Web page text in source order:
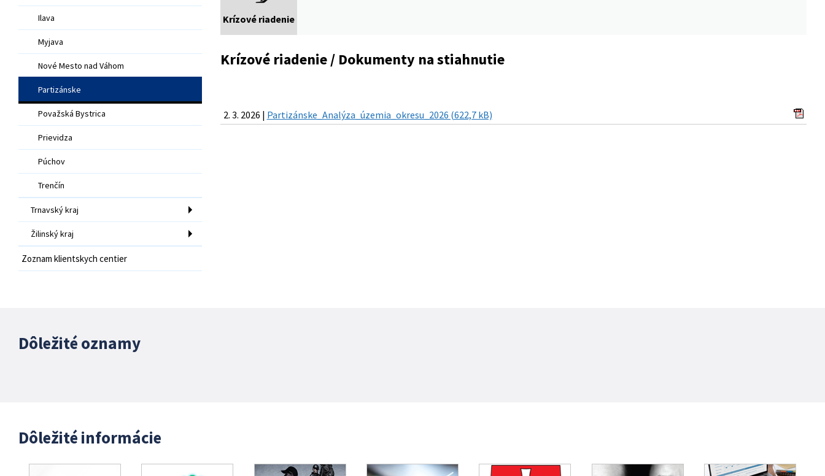
Ilava
Myjava
Nové Mesto nad Váhom
Partizánske
Považská Bystrica
Prievidza
Púchov
Trenčín
Trnavský kraj
Žilinský kraj
Zoznam klientskych centier
Krízové riadenie
Krízové riadenie / Dokumenty na stiahnutie
2. 3. 2026 | Partizánske_Analýza_územia_okresu_2026 (622,7 kB)
Dôležité oznamy
Dôležité informácie